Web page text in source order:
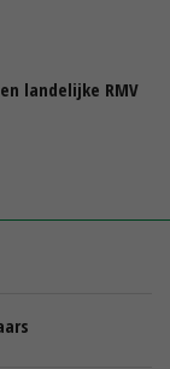
landelijke RMV